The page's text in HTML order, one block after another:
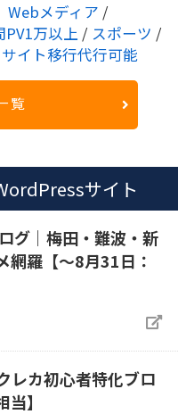
Webメディア /
PV1万以上 / スポーツ /
サイト移行代行可能
覧
サイト
グ｜梅田・難波・新
網羅【～8月31日：
レカ初心者特化ブロ
】